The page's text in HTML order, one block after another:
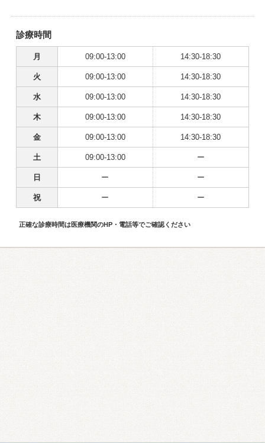
診療時間
月 09:00-13:00 14:30-18:30
火 09:00-13:00 14:30-18:30
水 09:00-13:00 14:30-18:30
木 09:00-13:00 14:30-18:30
金 09:00-13:00 14:30-18:30
土 09:00-13:00 ー
日 ー ー
祝 ー ー
正確な診療時間は医療機関のHP・電話等でご確認ください